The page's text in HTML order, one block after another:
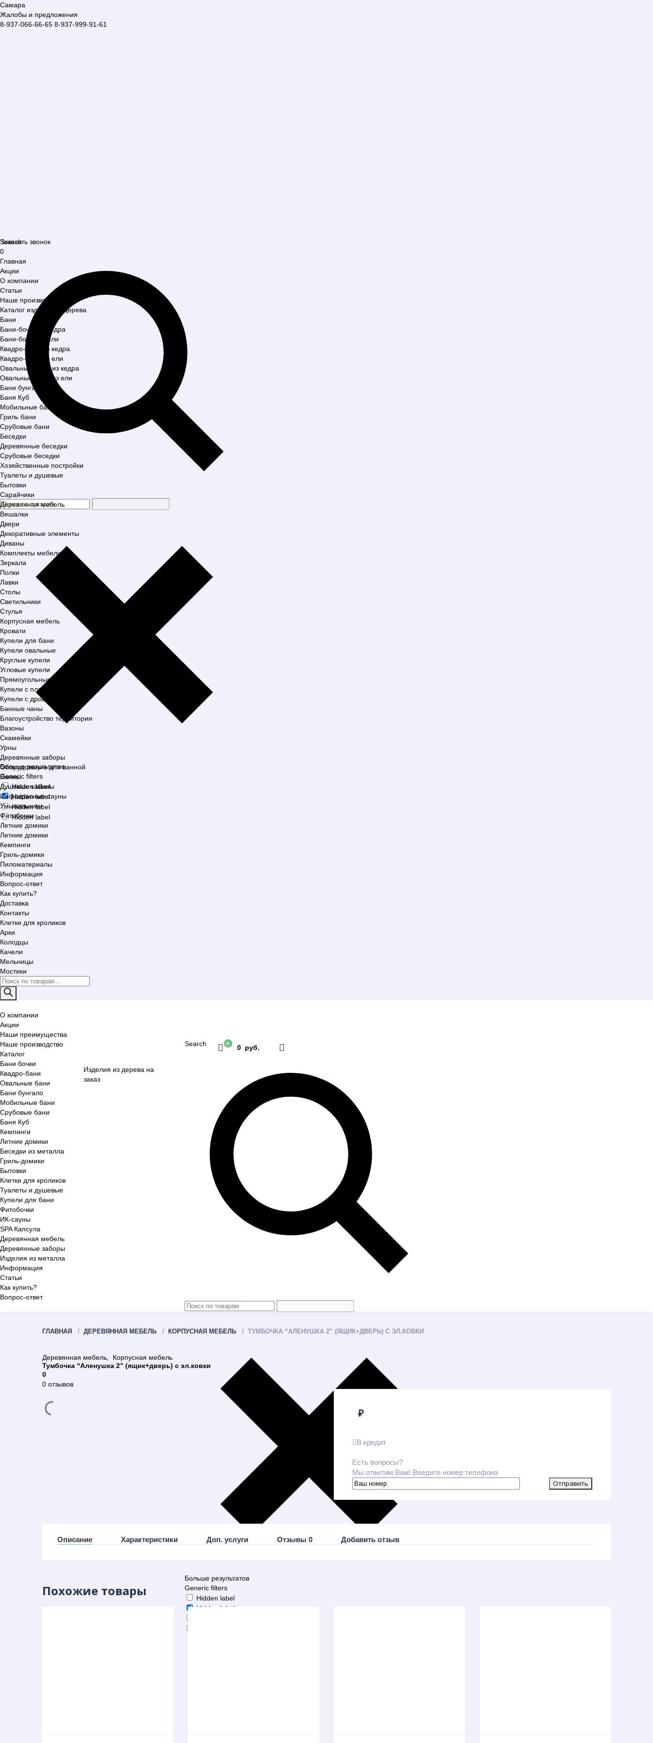
Самара
Жалобы и предложения
8-937-066-66-65 8-937-999-91-61
Search
Больше результатов
Generic filters
Hidden label
Hidden label
Hidden label
Hidden label
Заказать звонок
0
Главная
Акции
О компании
Статьи
Наше производство
Каталог изделий из дерева
Бани
Бани-бочки из кедра
Бани-бочки из ели
Квадро-бани из кедра
Квадро-бани из ели
Овальные бани из кедра
Овальные бани из ели
Бани бунгало
Баня Куб
Мобильные бани
Гриль бани
Срубовые бани
Беседки
Деревянные беседки
Срубовые беседки
Хозяйственные постройки
Туалеты и душевые
Бытовки
Сарайчики
Деревянная мебель
Вешалки
Двери
Декоративные элементы
Диваны
Комплекты мебели
Зеркала
Полки
Лавки
Столы
Светильники
Стулья
Корпусная мебель
Кровати
Купели для бани
Купели овальные
Круглые купели
Угловые купели
Прямоугольные купели
Купели с пластиковой вставкой
Купели с дровяной печью
Банные чаны
Благоустройство территории
Вазоны
Скамейки
Урны
Деревянные заборы
Оборудование для ванной
Ванны
Душевые кабины
Инфакрасные сауны
Умывальники
Фитобочки
Летние домики
Летние домики
Кемпинги
Гриль-домики
Пиломатериалы
Информация
Вопрос-ответ
Как купить?
Доставка
Контакты
Клетки для кроликов
Арки
Колодцы
Качели
Мельницы
Мостики
Поиск
товаров
Изделия из дерева на
заказ
Search
Больше результатов
Generic filters
Hidden label
Hidden label
0
0 руб.
О компании
Акции
Наши преимущества
Наше производство
Каталог
Бани бочки
Квадро-бани
Овальные бани
Бани бунгало
Мобильные бани
Срубовые бани
Баня Куб
Кемпинги
Летние домики
Беседки из металла
Гриль-домики
Бытовки
Клетки для кроликов
Туалеты и душевые
Купели для бани
Фитобочки
ИК-сауны
SPA Капсула
Деревянная мебель
Деревянные заборы
Изделия из металла
Информация
Статьи
Как купить?
Вопрос-ответ
ГЛАВНАЯ ДЕРЕВЯННАЯ МЕБЕЛЬ КОРПУСНАЯ МЕБЕЛЬ ТУМБОЧКА “АЛЕНУШКА 2” (ЯЩИК+ДВЕРЬ) С ЭЛ.КОВКИ
Деревянная мебель, Корпусная мебель
Тумбочка “Аленушка 2” (ящик+дверь) с эл.ковки
0
0 отзывов
₽
В кредит
Есть вопросы?
Мы ответим Вам! Введите номер телефона
Описание Характеристики Доп. услуги Отзывы 0 Добавить отзыв
Похожие товары